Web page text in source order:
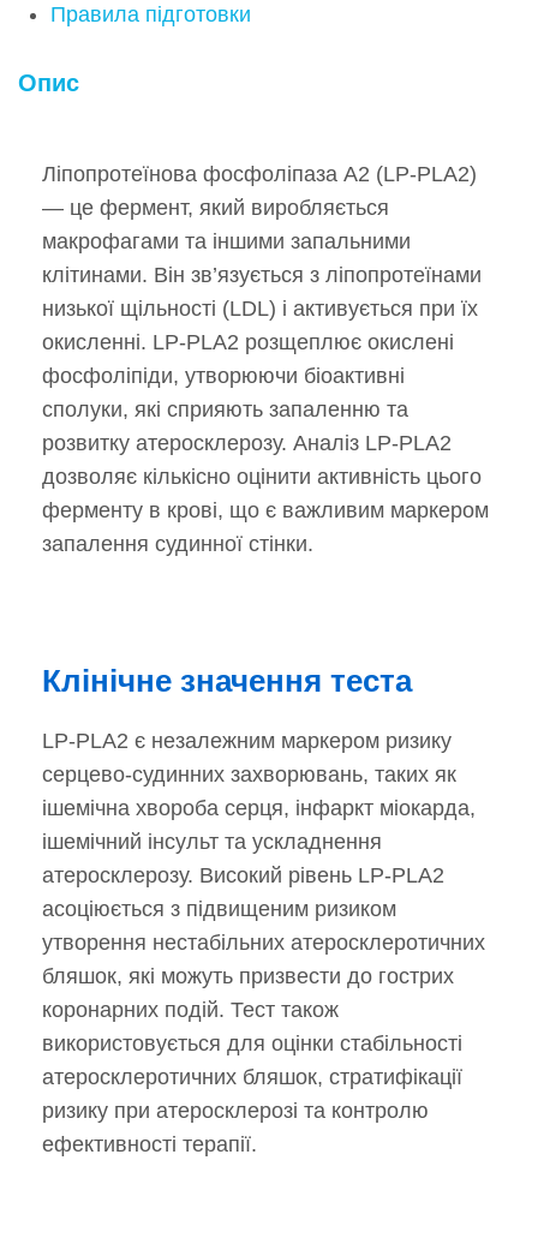
Правила підготовки
Опис
Ліпопротеїнова фосфоліпаза А2 (LP-PLA2)
— це фермент, який виробляється
макрофагами та іншими запальними
клітинами. Він зв’язується з ліпопротеїнами
низької щільності (LDL) і активується при їх
окисленні. LP-PLA2 розщеплює окислені
фосфоліпіди, утворюючи біоактивні
сполуки, які сприяють запаленню та
розвитку атеросклерозу. Аналіз LP-PLA2
дозволяє кількісно оцінити активність цього
ферменту в крові, що є важливим маркером
запалення судинної стінки.
Клінічне значення теста
LP-PLA2 є незалежним маркером ризику
серцево-судинних захворювань, таких як
ішемічна хвороба серця, інфаркт міокарда,
ішемічний інсульт та ускладнення
атеросклерозу. Високий рівень LP-PLA2
асоціюється з підвищеним ризиком
утворення нестабільних атеросклеротичних
бляшок, які можуть призвести до гострих
коронарних подій. Тест також
використовується для оцінки стабільності
атеросклеротичних бляшок, стратифікації
ризику при атеросклерозі та контролю
ефективності терапії.